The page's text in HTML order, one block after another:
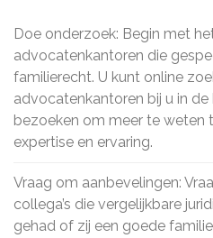
Doe onderzoek: Begin met
advocatenkantoren die
familierecht. U kunt online
advocatenkantoren bij u in
bezoeken om meer te weten
expertise en ervaring.
Vraag om aanbevelingen:
collega’s die vergelijkbare
gehad of zij een goede